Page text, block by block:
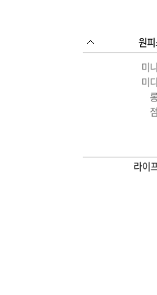
원
미
미
라이